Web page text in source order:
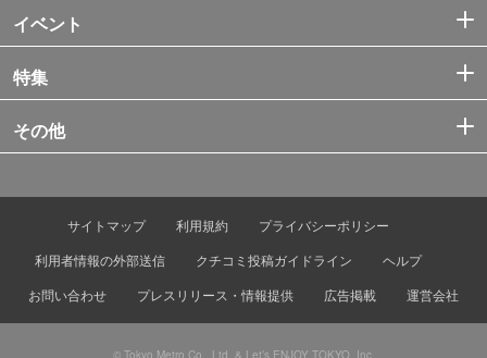
イベント
特集
その他
サイトマップ 利用規約
プライバシーポリシー
利用者情報の外部送信
クチコミ投稿ガイドライン
ヘルプ
お問い合わせ
プレスリリース・情報提供 広告掲載 運営会社
© Tokyo Metro Co., Ltd. & Let’s ENJOY TOKYO, Inc.